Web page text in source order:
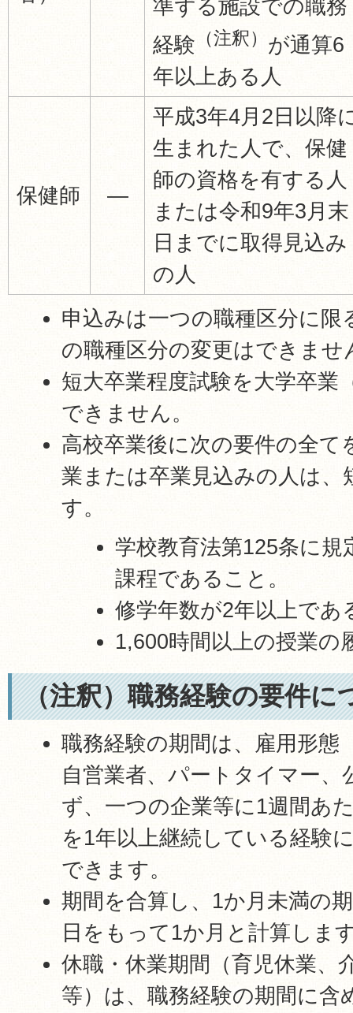
準ずる施設での職務
経験 （注釈） が通算6
年以上ある人
保健師 ―
平成3年4月2日以降
生まれた人で、保健
師の資格を有する人
または令和9年3月末
日までに取得見込み
の人
申込みは一つの職種区分に限
の職種区分の変更はできませ
短大卒業程度試験を大学卒業
できません。
高校卒業後に次の要件の全て
業または卒業見込みの人は、
す。
学校教育法第125条に
課程であること。
修学年数が2年以上であ
1,600時間以上の授業の
（注釈）職務経験の要件に
職務経験の期間は、雇用形態
自営業者、パートタイマー、
ず、一つの企業等に1週間あ
を1年以上継続している経験
できます。
期間を合算し、1か月未満の
日をもって1か月と計算しま
休職・休業期間（育児休業、
等）は、職務経験の期間に含